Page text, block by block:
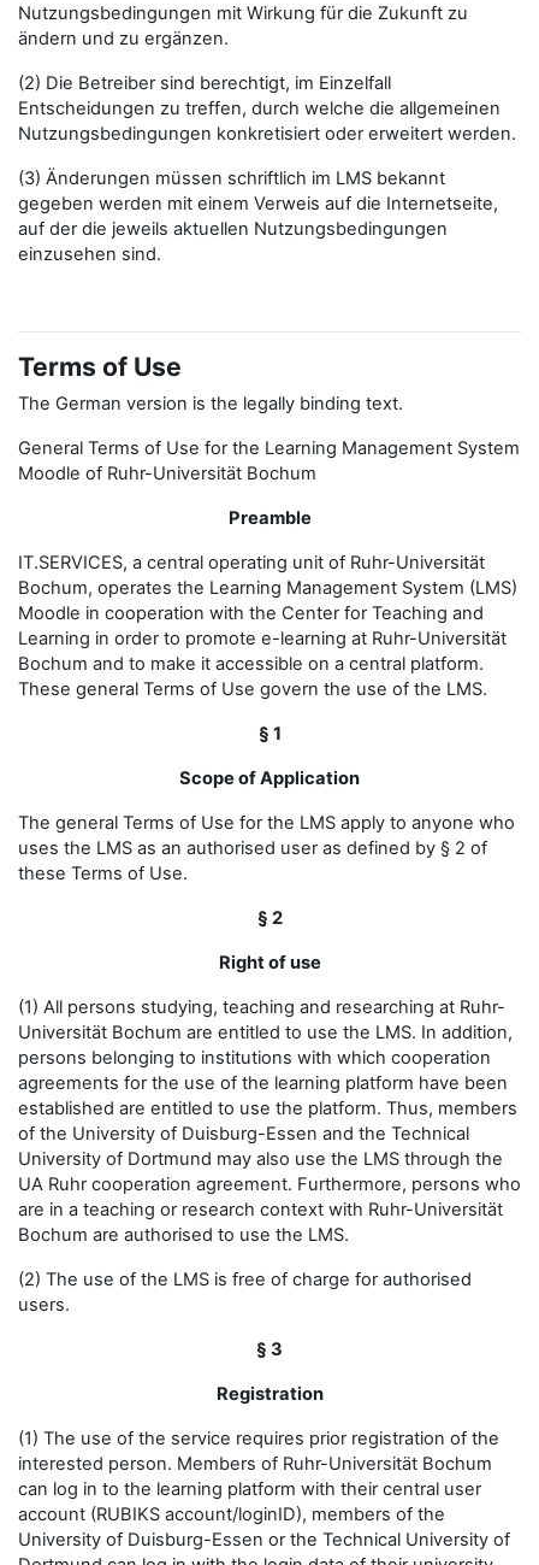
Nutzungsbedingungen mit Wirkung für die Zukunft zu
ändern und zu ergänzen.
(2) Die Betreiber sind berechtigt, im Einzelfall
Entscheidungen zu treffen, durch welche die allgemeinen
Nutzungsbedingungen konkretisiert oder erweitert werden.
(3) Änderungen müssen schriftlich im LMS bekannt
gegeben werden mit einem Verweis auf die Internetseite,
auf der die jeweils aktuellen Nutzungsbedingungen
einzusehen sind.
Terms of Use
The German version is the legally binding text.
General Terms of Use for the Learning Management System
Moodle of Ruhr-Universität Bochum
Preamble
IT.SERVICES, a central operating unit of Ruhr-Universität
Bochum, operates the Learning Management System (LMS)
Moodle in cooperation with the Center for Teaching and
Learning in order to promote e-learning at Ruhr-Universität
Bochum and to make it accessible on a central platform.
These general Terms of Use govern the use of the LMS.
§ 1
Scope of Application
The general Terms of Use for the LMS apply to anyone who
uses the LMS as an authorised user as defined by § 2 of
these Terms of Use.
§ 2
Right of use
(1) All persons studying, teaching and researching at Ruhr-
Universität Bochum are entitled to use the LMS. In addition,
persons belonging to institutions with which cooperation
agreements for the use of the learning platform have been
established are entitled to use the platform. Thus, members
of the University of Duisburg-Essen and the Technical
University of Dortmund may also use the LMS through the
UA Ruhr cooperation agreement. Furthermore, persons who
are in a teaching or research context with Ruhr-Universität
Bochum are authorised to use the LMS.
(2) The use of the LMS is free of charge for authorised
users.
§ 3
Registration
(1) The use of the service requires prior registration of the
interested person. Members of Ruhr-Universität Bochum
can log in to the learning platform with their central user
account (RUBIKS account/loginID), members of the
University of Duisburg-Essen or the Technical University of